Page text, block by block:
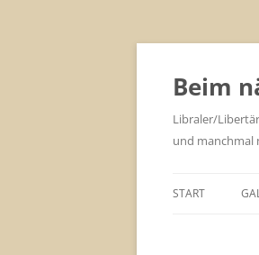
Zum
springen
Beim
Libraler/
und manchmal
START